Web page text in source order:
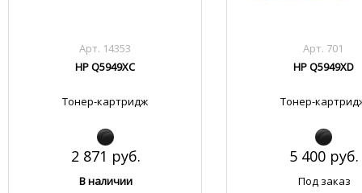
Арт. 14353
HP Q5949XC
Тонер-картридж
2 871 руб.
В наличии
Арт. 701
HP Q5949XD
Тонер-
5 400 руб.
Под заказ